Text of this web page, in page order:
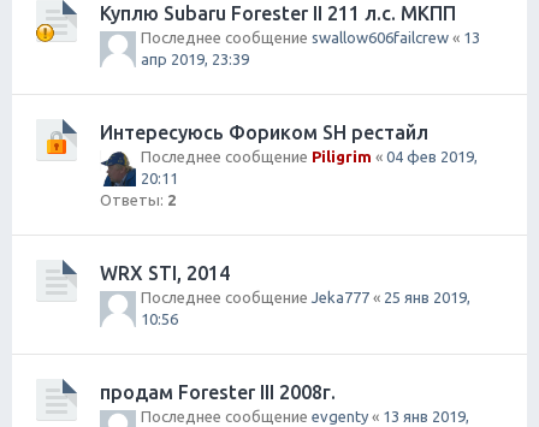
Куплю Subaru Forester II 211 л.с. МКПП
Последнее сообщение swallow606failcrew « 13
апр 2019, 23:39
Интересуюсь Фориком SH рестайл
Последнее сообщение Piligrim « 04 фев 2019,
20:11
Ответы: 2
WRX STI, 2014
Последнее сообщение Jeka777 « 25 янв 2019,
10:56
продам Forester III 2008г.
Последнее сообщение evgenty « 13 янв 2019,